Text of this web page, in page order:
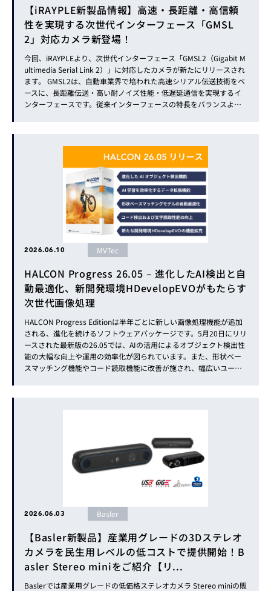
【iRAYPLE新製品情報】高速・長距離・高信頼
性を実現する次世代インターフェース「GMSL
2」対応カメラ新登場！
今回、iRAYPLEより、次世代インターフェース「GMSL2（Gigabit M
ultimedia Serial Link 2）」に対応したカメラが新たにリリースされ
ます。 GMSL2は、自動車業界で培われた高速シリアル伝送技術をベ
ースに、長距離伝送・高い耐ノイズ性能・低遅延通信を実現するイ
ンターフェースです。従来インターフェースの特長をバランスよく
2026.06.10 MVTec
HALCON Progress 26.05 – 進化したAI検出と自
動最適化、新開発環境HDevelopEVOがもたらす
次世代画像処理
HALCON Progress Editionは半年ごとに新しい画像処理機能が追加
される、進化を続けるソフトウェアパッケージです。5月20日にリリ
ースされた最新版の26.05では、AIの活用によるオブジェクト検出性
能の大幅な向上や運用の効率化が図られています。また、形状ベー
スマッチング機能やコード読取機能に改善が施され、幅広いユーザ
2026.06.03 Basler
【Basler新製品】産業用グレードの3Dステレオ
カメラを民生用レベルの低コストで提供開始！B
asler Stereo miniをご紹介【リ...
Baslerでは産業用グレードの低価格ステレオカメラ Stereo miniの販